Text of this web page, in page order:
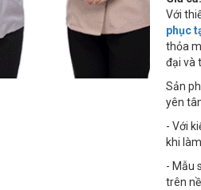
Với
phục
thỏa
đại và
Sản
yên
- Với
khi
- Mẫu
trên